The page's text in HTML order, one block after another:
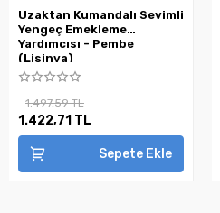
Uzaktan Kumandalı Sevimli
Yengeç Emekleme
Yardımcısı - Pembe
(Lisinya)
1.497,59 TL
1.422,71 TL
Sepete Ekle